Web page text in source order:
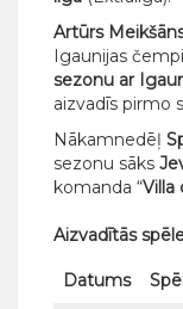
Artūrs
Igaunijas
sezonu ar
aizvadīs pirmo
Nākamnedēļ
sezonu sāks
komanda “Villa
Aizvadītās
Datums